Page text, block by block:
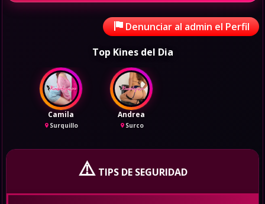
Denunciar al admin el Perfil
Top Kines del Dia
Camila
Surquillo
Andrea
Surco
⚠️TIPS DE SEGURIDAD